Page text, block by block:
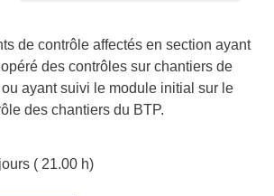
de contrôle affectés en section ayant
des contrôles sur chantiers de
ou ayant suivi le module initial sur le
des chantiers du BTP.
jours ( 21.00 h)